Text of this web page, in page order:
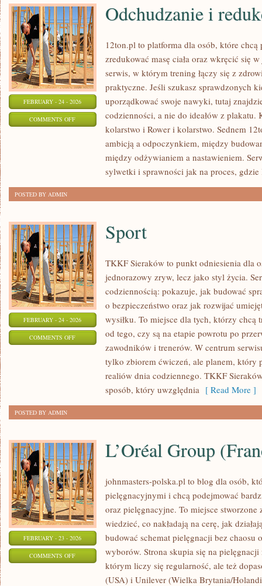
FEBRUARY - 24 - 2026
COMMENTS OFFON
ODCHUDZANIE
Odchudzanie i
12ton.pl to platforma dla osób, które chcą
zredukować masę ciała oraz wkręcić się
serwis, w którym trening łączy się z
praktyczne. Jeśli szukasz sprawdzonych
uporządkować swoje nawyki, tutaj
codzienności, a nie do ideałów z plakatu.
kolarstwo i Rower i kolarstwo. Sednem
ambicją a odpoczynkiem, między
między odżywianiem a nastawieniem.
sylwetki i sprawności jak na proces, gdzie
POSTED BY ADMIN
FEBRUARY - 24 - 2026
COMMENTS OFFON
Sport
TKKF Sieraków to punkt odniesienia dla
jednorazowy zryw, lecz jako styl życia.
codziennością: pokazuje, jak budować
o bezpieczeństwo oraz jak rozwijać
wysiłku. To miejsce dla tych, którzy chcą
od tego, czy są na etapie powrotu po
zawodników i trenerów. W centrum
tylko zbiorem ćwiczeń, ale planem, który
realiów dnia codziennego. TKKF
sposób, który uwzględnia [ Read More ]
POSTED BY ADMIN
FEBRUARY - 23 - 2026
COMMENTS OFFON
L’Oréal Group
johnmasters-polska.pl to blog dla osób,
pielęgnacyjnymi i chcą podejmować
oraz pielęgnacyjne. To miejsce
wiedzieć, co nakładają na cerę, jak
budować schemat pielęgnacji bez chaosu
wyborów. Strona skupia się na
którym liczy się regularność, ale też
(USA) i Unilever (Wielka Brytania/